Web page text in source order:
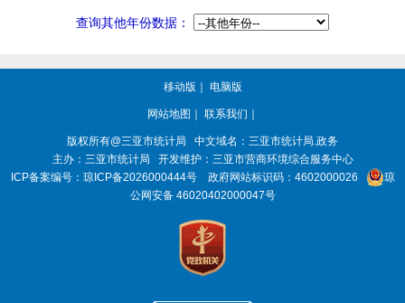
查询其他年份数据：
移动版 ｜ 电脑版
网站地图 ｜ 联系我们 ｜
版权所有@三亚市统计局
中文域名：三亚市统计局.政务
主办：三亚市统计局
开发维护：三亚市营商环境综合服务中心
ICP备案编号： 琼ICP备2026000444号 政府网站标识码： 4602000026
琼
公网安备 46020402000047号